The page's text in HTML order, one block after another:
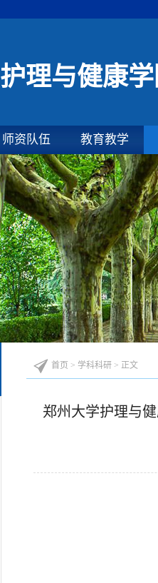
护理与健康
师资队伍 教育教学
首页 > 学科科研 > 正文
郑州大学护理与